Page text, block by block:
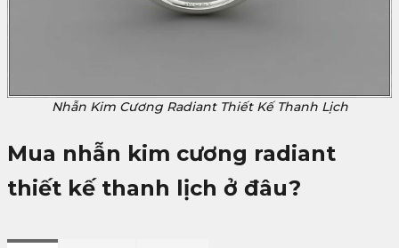
Nhẫn Kim Cương Radiant Thiết Kế Thanh Lịch
Mua nhẫn kim cương radiant
thiết kế thanh lịch ở đâu?